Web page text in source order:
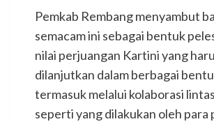
Pemkab Rembang menyambut
semacam ini sebagai bentuk
nilai perjuangan Kartini yang
dilanjutkan dalam berbagai
termasuk melalui kolaborasi
seperti yang dilakukan oleh para